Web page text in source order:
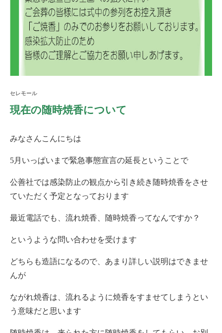
セレモール
現在の随時焼香について
みなさんこんにちは
5月いっぱいまで緊急事態宣言の延長ということで
公善社では感染防止の観点から引き続き随時焼香をさせ
ていただく予定となっております
最近電話でも、流れ焼香、随時焼香ってなんですか？
というような問い合わせを受けます
どちらも造語になるので、あまり詳しい説明はできませ
んが
ながれ焼香は、流れるように焼香をすませてしまうとい
う意味だと思います